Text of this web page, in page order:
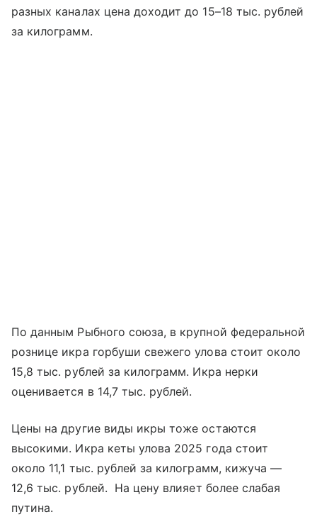
разных каналах цена доходит до 15–18 тыс. рублей
за килограмм.
По данным Рыбного союза, в крупной федеральной
рознице икра горбуши свежего улова стоит около
15,8 тыс. рублей за килограмм. Икра нерки
оценивается в 14,7 тыс. рублей.
Цены на другие виды икры тоже остаются
высокими. Икра кеты улова 2025 года стоит
около 11,1 тыс. рублей за килограмм, кижуча —
12,6 тыс. рублей. На цену влияет более слабая
путина.